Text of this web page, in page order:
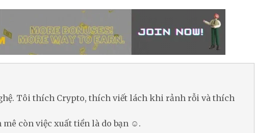
Tôi thích Crypto, thích viết lách khi rảnh rỗi và thích
mê còn việc xuất tiền là do bạn ☺.